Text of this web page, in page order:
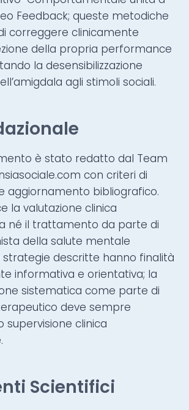
Feedback; queste metodiche
correggere clinicamente
della propria performance
la desensibilizzazione
agli stimoli sociali.
è stato redatto dal Team
con criteri di
aggiornamento bibliografico.
la valutazione clinica
né il trattamento da parte di
della salute mentale
strategie descritte hanno finalità
informativa e orientativa; la
sistematica come parte di
deve sempre
supervisione clinica
Scientifici